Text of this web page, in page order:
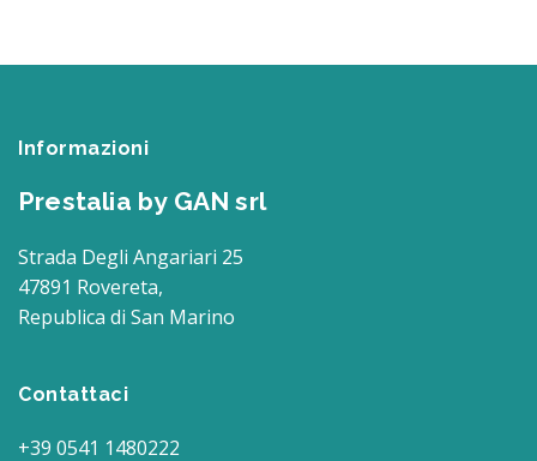
Informazioni
Prestalia by GAN srl
Strada Degli Angariari 25
47891 Rovereta,
Republica di San Marino
Contattaci
+39 0541 1480222